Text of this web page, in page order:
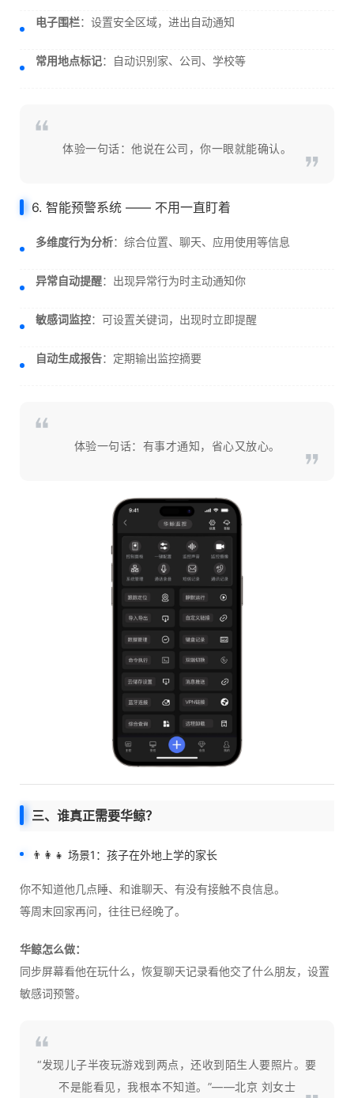
电子围栏：设置安全区域，进出自动通知
常用地点标记：自动识别家、公司、学校等
体验一句话：他说在公司，你一眼就能确认。
6. 智能预警系统 —— 不用一直盯着
多维度行为分析：综合位置、聊天、应用使用等信息
异常自动提醒：出现异常行为时主动通知你
敏感词监控：可设置关键词，出现时立即提醒
自动生成报告：定期输出监控摘要
体验一句话：有事才通知，省心又放心。
三、谁真正需要华鲸？
👨‍👩‍👧 场景1：孩子在外地上学的家长
你不知道他几点睡、和谁聊天、有没有接触不良信息。
等周末回家再问，往往已经晚了。
华鲸怎么做：
同步屏幕看他在玩什么，恢复聊天记录看他交了什么朋友，设置
敏感词预警。
“发现儿子半夜玩游戏到两点，还收到陌生人要照片。要
不是能看见，我根本不知道。”——北京 刘女士